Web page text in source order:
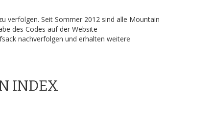
verfolgen. Seit Sommer 2012 sind alle Mountain
des Codes auf der Website
nachverfolgen und erhalten weitere
INDEX